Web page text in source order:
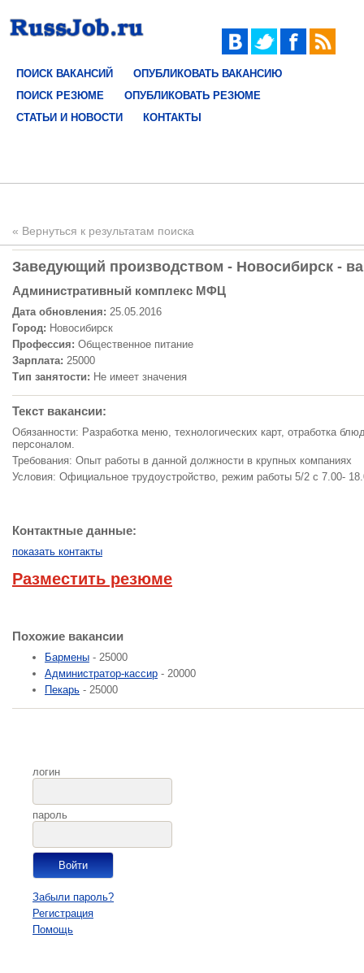
ПОИСК ВАКАНСИЙ
ОПУБЛИКОВАТЬ ВАКАНСИЮ
ПОИСК РЕЗЮМЕ
ОПУБЛИКОВАТЬ РЕЗЮМЕ
СТАТЬИ И НОВОСТИ
КОНТАКТЫ
« Вернуться к результатам поиска
Заведующий производством - Новосибирск -
Административный комплекс МФЦ
Дата обновления: 25.05.2016
Город: Новосибирск
Профессия: Общественное питание
Зарплата: 25000
Тип занятости: Не имеет значения
Текст вакансии:
Обязанности: Разработка меню, технологических карт, отработка
персоналом.
Требования: Опыт работы в данной должности в крупных компаниях
Условия: Официальное трудоустройство, режим работы 5/2 с 7.00-
Контактные данные:
показать контакты
Разместить резюме
Похожие вакансии
Бармены - 25000
Администратор-кассир - 20000
Пекарь - 25000
логин
пароль
Забыли пароль?
Регистрация
Помощь